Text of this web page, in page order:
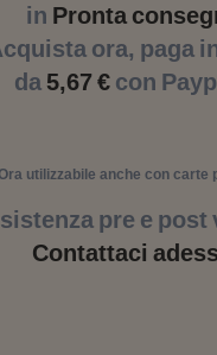
in Pronta
ora, paga
da 5,67 € con
utilizzabile anche con carte
pre e post
Contattaci